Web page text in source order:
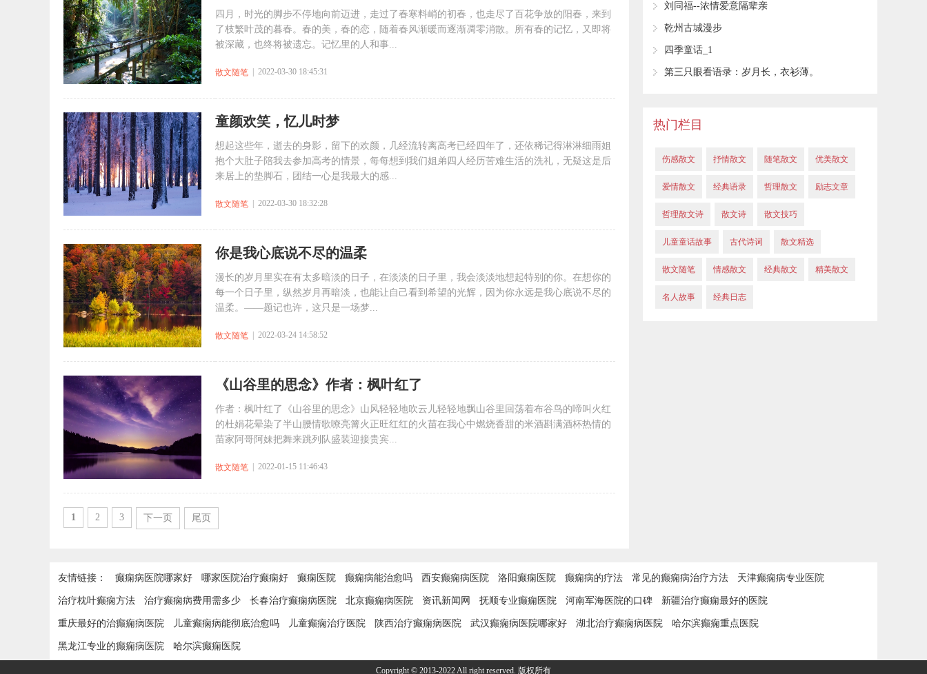
四月，时光的脚步不停地向前迈进，走过了春寒料峭的初春，也走尽了百花争放的阳春，来到
了枝繁叶茂的暮春。春的美，春的恋，随着春风渐暖而逐渐凋零消散。所有春的记忆，又即将
被深藏，也终将被遗忘。记忆里的人和事...
散文随笔 | 2022-03-30 18:45:31
童颜欢笑，忆儿时梦
想起这些年，逝去的身影，留下的欢颜，几经流转离高考已经四年了，还依稀记得淋淋细雨姐
抱个大肚子陪我去参加高考的情景，每每想到我们姐弟四人经历苦难生活的洗礼，无疑这是后
来居上的垫脚石，团结一心是我最大的感...
散文随笔 | 2022-03-30 18:32:28
你是我心底说不尽的温柔
漫长的岁月里实在有太多暗淡的日子，在淡淡的日子里，我会淡淡地想起特别的你。在想你的
每一个日子里，纵然岁月再暗淡，也能让自己看到希望的光辉，因为你永远是我心底说不尽的
温柔。——题记也许，这只是一场梦...
散文随笔 | 2022-03-24 14:58:52
《山谷里的思念》作者：枫叶红了
作者：枫叶红了《山谷里的思念》山风轻轻地吹云儿轻轻地飘山谷里回荡着布谷鸟的啼叫火红
的杜娟花晕染了半山腰情歌嘹亮篝火正旺红红的火苗在我心中燃烧香甜的米酒斟满酒杯热情的
苗家阿哥阿妹把舞来跳列队盛装迎接贵宾...
散文随笔 | 2022-01-15 11:46:43
1 2 3 下一页 尾页
刘同福--浓情爱意隔辈亲
乾州古城漫步
四季童话_1
第三只眼看语录：岁月长，衣衫薄。
热门栏目
伤感散文 抒情散文 随笔散文 优美散文
爱情散文 经典语录 哲理散文 励志文章
哲理散文诗 散文诗 散文技巧
儿童童话故事 古代诗词 散文精选
散文随笔 情感散文 经典散文 精美散文
名人故事 经典日志
友情链接： 癫痫病医院哪家好 哪家医院治疗癫痫好 癫痫医院 癫痫病能治愈吗 西安癫痫病医院 洛阳癫痫医院 癫痫病的疗法 常见的癫痫病治疗方法 天津癫痫病专业医院
治疗枕叶癫痫方法 治疗癫痫病费用需多少 长春治疗癫痫病医院 北京癫痫病医院 资讯新闻网 抚顺专业癫痫医院 河南军海医院的口碑 新疆治疗癫痫最好的医院
重庆最好的治癫痫病医院 儿童癫痫病能彻底治愈吗 儿童癫痫治疗医院 陕西治疗癫痫病医院 武汉癫痫病医院哪家好 湖北治疗癫痫病医院 哈尔滨癫痫重点医院
黑龙江专业的癫痫病医院 哈尔滨癫痫医院
Copyright © 2013-2022 All right reserved. 版权所有